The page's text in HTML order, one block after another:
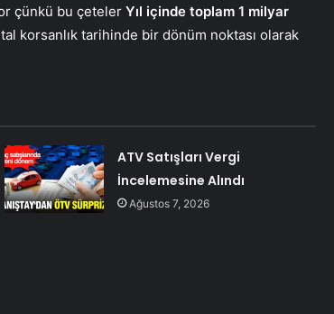
çünkü bu çeteler Yıl içinde toplam 1 milyar
korsanlık tarihinde bir dönüm noktası olarak
ATV Satışları Vergi
İncelemesine Alındı
Ağustos 7, 2026